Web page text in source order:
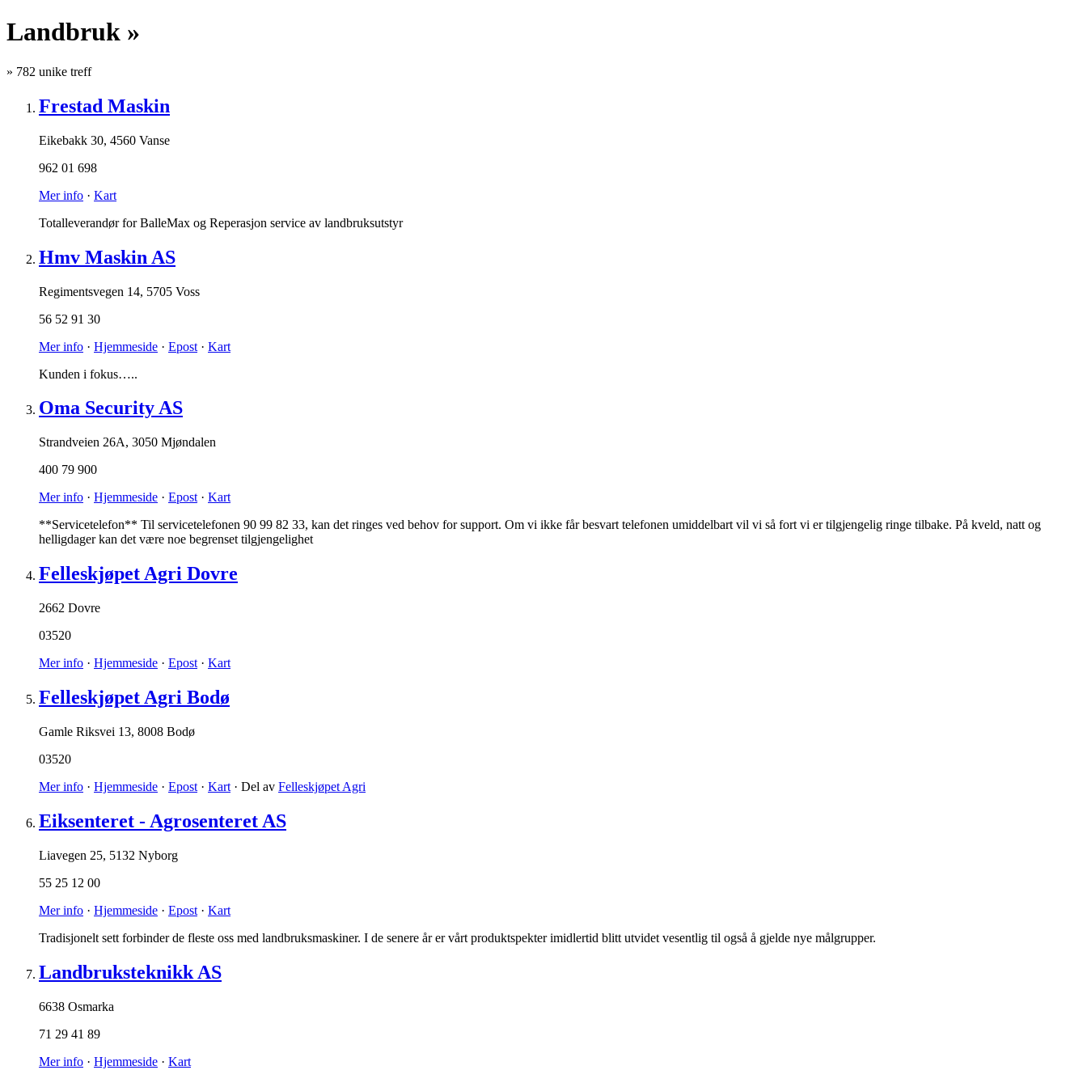
Landbruk »
» 782 unike treff
Frestad Maskin
Eikebakk 30, 4560 Vanse
962 01 698
Mer info · Kart
Totalleverandør for BalleMax og Reperasjon service av landbruksutstyr
Hmv Maskin AS
Regimentsvegen 14, 5705 Voss
56 52 91 30
Mer info · Hjemmeside · Epost · Kart
Kunden i fokus…..
Oma Security AS
Strandveien 26A, 3050 Mjøndalen
400 79 900
Mer info · Hjemmeside · Epost · Kart
**Servicetelefon** Til servicetelefonen 90 99 82 33, kan det ringes ved behov for support. Om vi ikke får besvart telefonen umiddelbart vil vi så fort vi er tilgjengelig ringe tilbake. På kveld, natt og
helligdager kan det være noe begrenset tilgjengelighet
Felleskjøpet Agri Dovre
2662 Dovre
03520
Mer info · Hjemmeside · Epost · Kart
Felleskjøpet Agri Bodø
Gamle Riksvei 13, 8008 Bodø
03520
Mer info · Hjemmeside · Epost · Kart · Del av Felleskjøpet Agri
Eiksenteret - Agrosenteret AS
Liavegen 25, 5132 Nyborg
55 25 12 00
Mer info · Hjemmeside · Epost · Kart
Tradisjonelt sett forbinder de fleste oss med landbruksmaskiner. I de senere år er vårt produktspekter imidlertid blitt utvidet vesentlig til også å gjelde nye målgrupper.
Landbruksteknikk AS
6638 Osmarka
71 29 41 89
Mer info · Hjemmeside · Kart